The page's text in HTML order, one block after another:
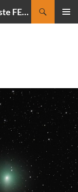
CIELMANIA : le blog de Jean-Baptiste FELDMANN, photographe du ciel